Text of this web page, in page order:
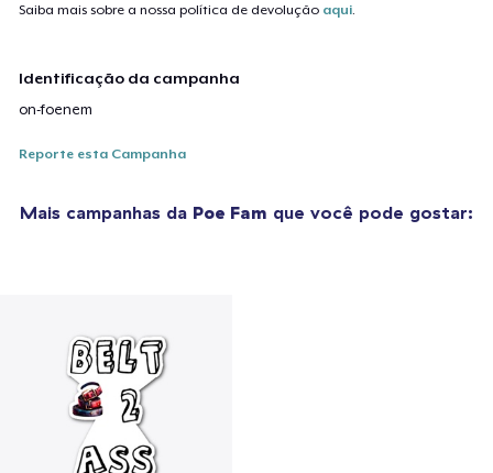
Saiba mais sobre a nossa política de devolução aqui.
Identificação da campanha
on-foenem
Reporte esta Campanha
Mais campanhas da Poe Fam que você pode gostar: